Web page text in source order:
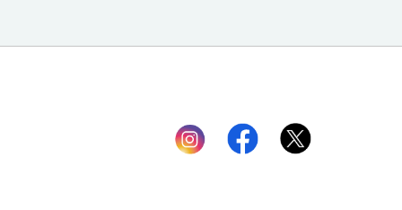
Instagram facebook